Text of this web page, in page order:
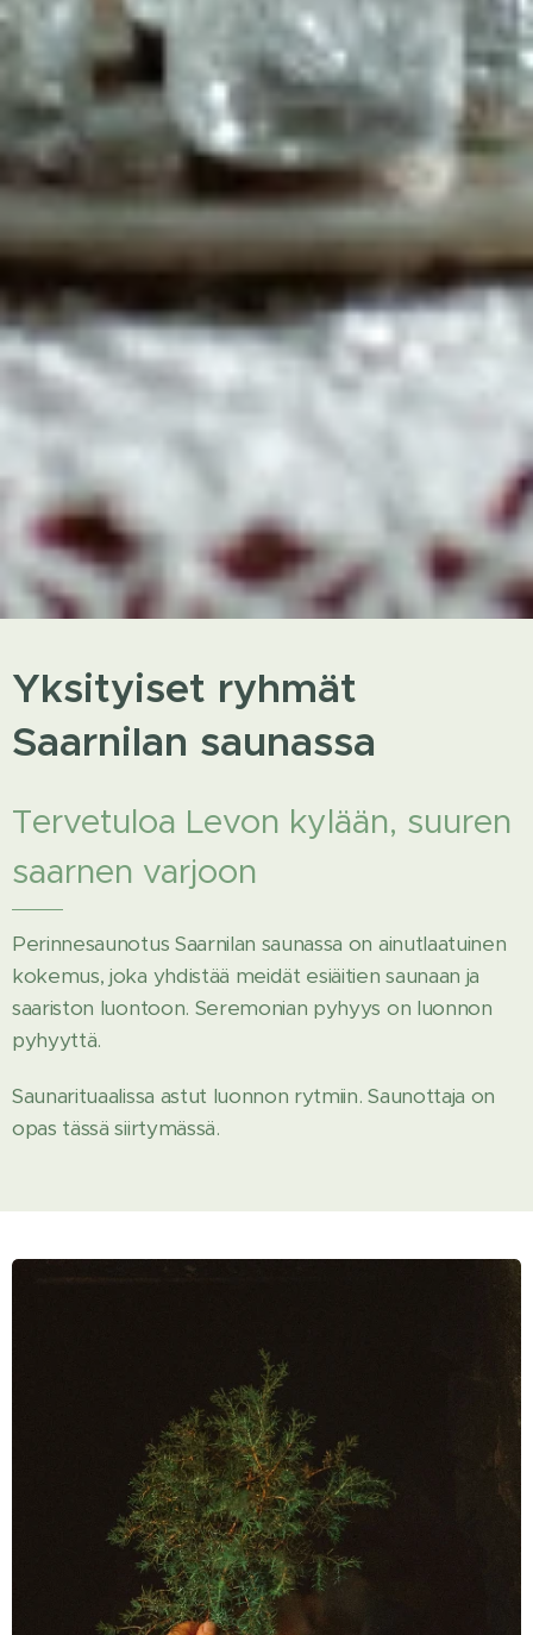
Yksityiset ryhmät
Saarnilan saunassa
Tervetuloa Levon kylään, suuren
saarnen varjoon
Perinnesaunotus Saarnilan saunassa on ainutlaatuinen
kokemus, joka yhdistää meidät esiäitien saunaan ja
saariston luontoon. Seremonian pyhyys on luonnon
pyhyyttä.
Saunarituaalissa astut luonnon rytmiin. Saunottaja on
opas tässä siirtymässä.